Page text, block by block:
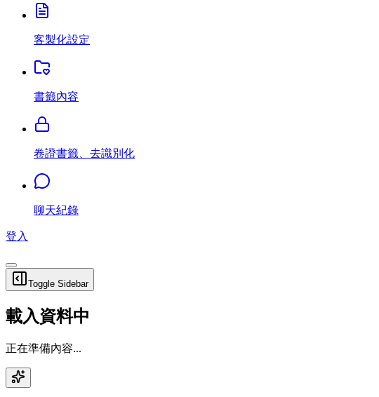
客製化設定
書籤內容
卷證書籤、去識別化
聊天紀錄
登入
Toggle Sidebar
載入資料中
正在準備內容...